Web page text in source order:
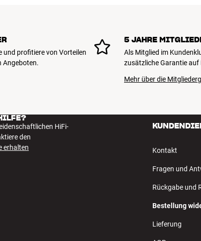
und profitiere von Vorteilen
Angeboten.
5 JAHRE
Als Mitglied im
zusätzliche Garantie auf
Mehr über die
HiFi-
den
erhalten Kontakt
Fragen und
Rückgabe und
Bestellung
Lieferung